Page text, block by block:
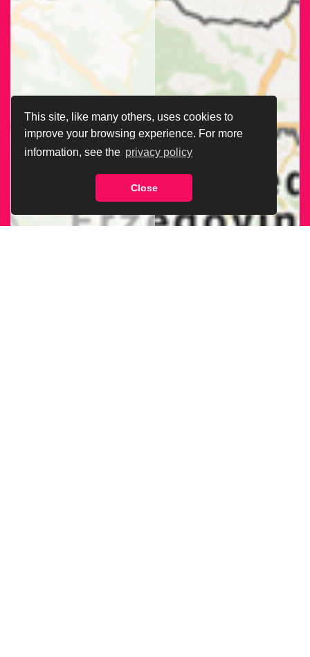
This site, like many others, uses cookies to
improve your browsing experience. For more
information, see the privacy policy
Close